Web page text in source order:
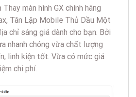
màn hình GX chính hãng
Tân Lập Mobile Thủ Dầu Một
chỉ sáng giá dành cho bạn. Bởi
nhanh chóng vừa chất lượng
linh kiện tốt. Vừa có mức giá
chi phí.